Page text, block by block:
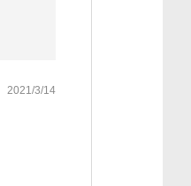
2021/3/14